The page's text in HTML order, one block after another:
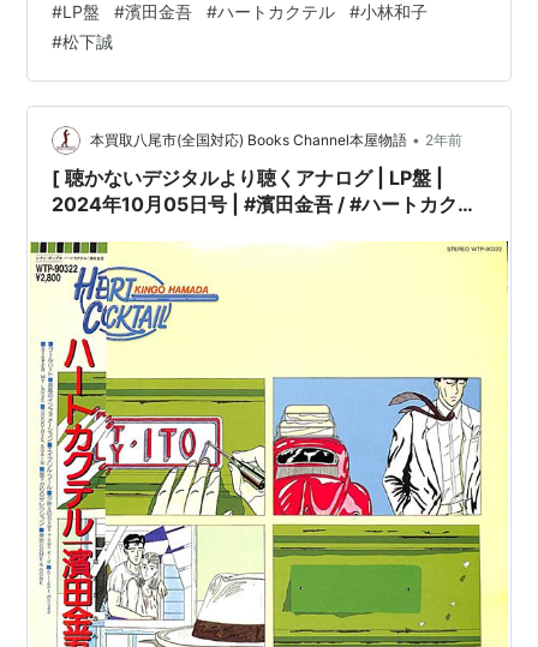
傷み有]［盤面=EX］［ジャケット=EX]［※保護内袋を新
品交換して配送致します］※［店舗併売の為、時間差で売
切れの場合がございます。何卒ご了承の上ご注文をお願
い申し上げます］ […
#LP盤 #濱田金吾 #ハートカクテル #小林和子
#松下誠
本買取八尾市(全国対応) Books Channel本屋物語 • 2年前
[ 聴かないデジタルより聴くアナログ | LP盤 |
2024年10月05日号 | #濱田金吾 / #ハートカクテ
※国内盤,品番:WTP-90322 | 帯付 | インサート付
き | 盤面=EX ジャケット=EX | #citypop 他 |